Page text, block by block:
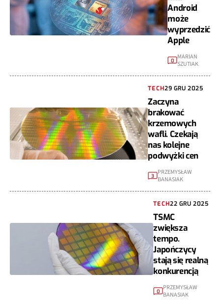
Android
może
wyprzedzić
Apple
0
MARIAN
SZUTIAK
TECH29 GRU 2025
Zaczyna
brakować
krzemowych
wafli. Czekają
nas kolejne
podwyżki cen
3
PRZEMYSŁAW
BANASIAK
TECH22 GRU 2025
TSMC
zwiększa
tempo.
Japończycy
stają się realną
konkurencją
0
PRZEMYSŁAW
BANASIAK